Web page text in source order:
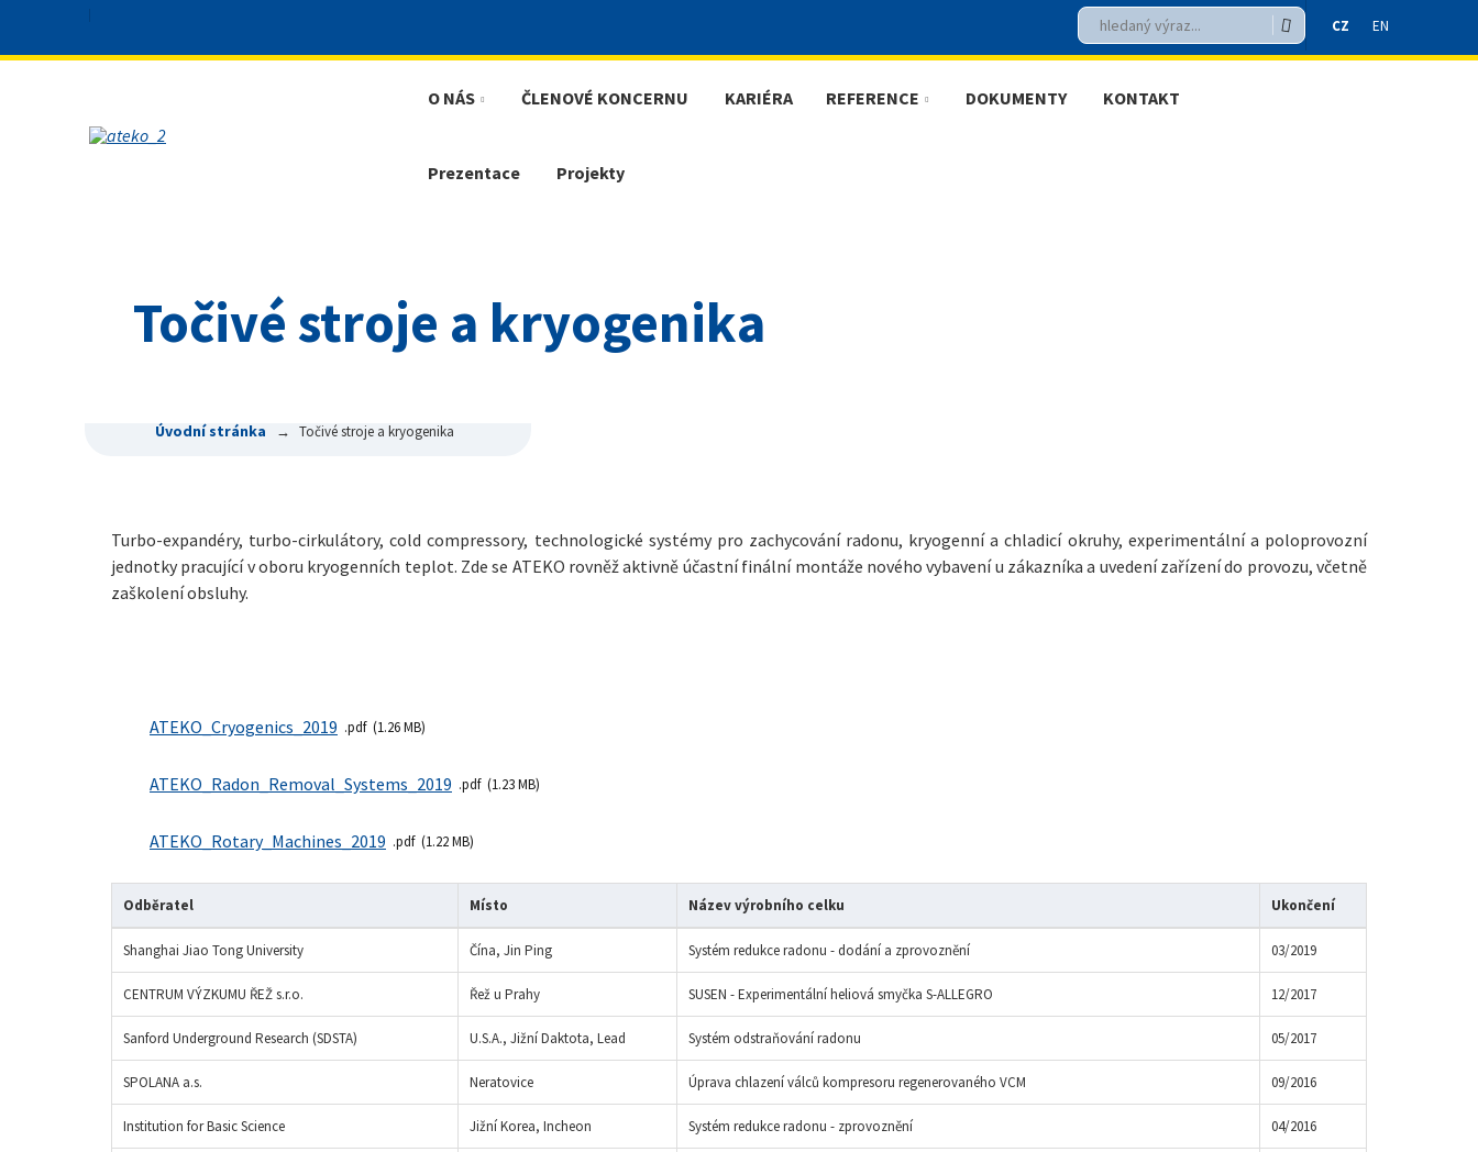
Vyhledávání
Hledat CZ EN
O NÁS ČLENOVÉ KONCERNU KARIÉRA REFERENCE DOKUMENTY KONTAKT
Prezentace Projekty
Točivé stroje a kryogenika
Úvodní stránka Točivé stroje a kryogenika
Turbo-expandéry, turbo-cirkulátory, cold compressory, technologické systémy pro zachycování radonu, kryogenní a chladicí okruhy, experimentální a poloprovozní
jednotky pracující v oboru kryogenních teplot. Zde se ATEKO rovněž aktivně účastní finální montáže nového vybavení u zákazníka a uvedení zařízení do provozu, včetně
zaškolení obsluhy.
ATEKO_Cryogenics_2019 pdf 1.26 MB
ATEKO_Radon_Removal_Systems_2019 pdf 1.23 MB
ATEKO_Rotary_Machines_2019 pdf 1.22 MB
Odběratel Místo Název výrobního celku Ukončení
Shanghai Jiao Tong University Čína, Jin Ping Systém redukce radonu - dodání a zprovoznění 03/2019
CENTRUM VÝZKUMU ŘEŽ s.r.o. Řež u Prahy SUSEN - Experimentální heliová smyčka S-ALLEGRO 12/2017
Sanford Underground Research (SDSTA) U.S.A., Jižní Daktota, Lead Systém odstraňování radonu 05/2017
SPOLANA a.s. Neratovice Úprava chlazení válců kompresoru regenerovaného VCM 09/2016
Institution for Basic Science Jižní Korea, Incheon Systém redukce radonu - zprovoznění 04/2016